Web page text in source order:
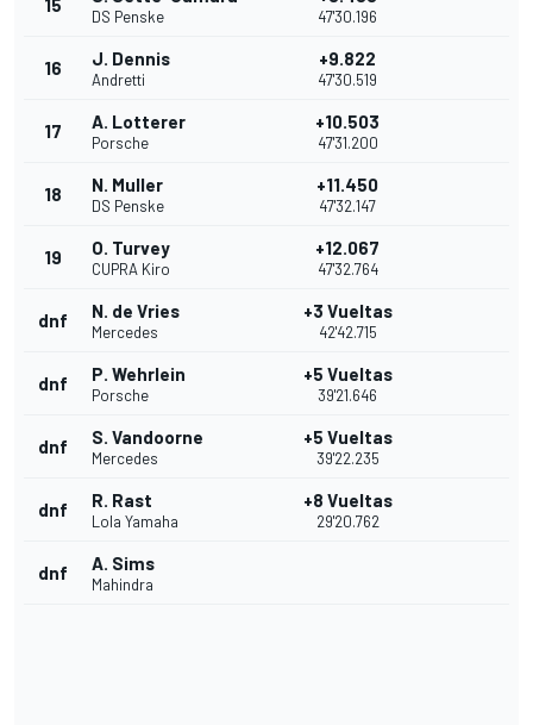
15
DS Penske 47'30.196
16 J. Dennis
Andretti
+9.822
47'30.519
17 A. Lotterer
Porsche
+10.503
47'31.200
18 N. Muller
DS Penske
+11.450
47'32.147
19 O. Turvey
CUPRA Kiro
+12.067
47'32.764
dnf N. de Vries
Mercedes
+3 Vueltas
42'42.715
dnf P. Wehrlein
Porsche
+5 Vueltas
39'21.646
dnf S. Vandoorne
Mercedes
+5 Vueltas
39'22.235
dnf R. Rast
Lola Yamaha
+8 Vueltas
29'20.762
dnf A. Sims
Mahindra